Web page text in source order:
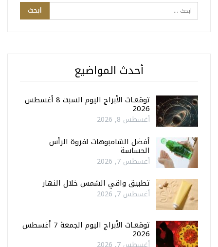
أحدث المواضيع
توقعـات الأبراج اليوم السبت 8 أغسطس
2026
أغسطس 8, 2026
أفضل الشامبوهات لفروة الرأس
الحساسة
أغسطس 7, 2026
تطبيق واقي الشمس خلال النهار
أغسطس 7, 2026
توقعـات الأبراج اليوم الجمعة 7 أغسطس
2026